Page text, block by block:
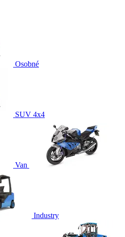
Osobné
SUV 4x4
Van
Industry